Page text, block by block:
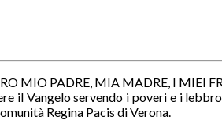
MIO PADRE, MIA MADRE, I MIEI
il Vangelo servendo i poveri e i
Regina Pacis di Verona.